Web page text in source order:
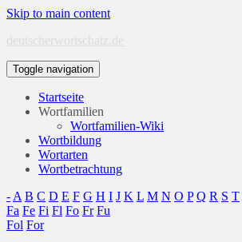
Skip to main content
deutscherwortschatz.de
Toggle navigation
Startseite
Wortfamilien
Wortfamilien-Wiki
Wortbildung
Wortarten
Wortbetrachtung
- A B C D E F G H I J K L M N O P Q R S T
Fa Fe Fi Fl Fo Fr Fu
Fol For